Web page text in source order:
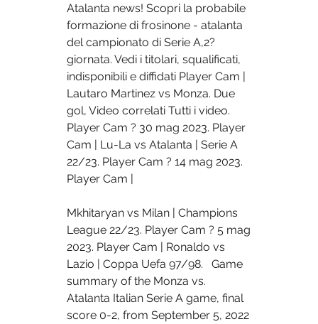
Atalanta news! Scopri la probabile
formazione di frosinone - atalanta
del campionato di Serie A,2?
giornata. Vedi i titolari, squalificati,
indisponibili e diffidati Player Cam |
Lautaro Martinez vs Monza. Due
gol, Video correlati Tutti i video.
Player Cam ? 30 mag 2023. Player
Cam | Lu-La vs Atalanta | Serie A
22/23. Player Cam ? 14 mag 2023.
Player Cam |
Mkhitaryan vs Milan | Champions
League 22/23. Player Cam ? 5 mag
2023. Player Cam | Ronaldo vs
Lazio | Coppa Uefa 97/98.   Game
summary of the Monza vs.
Atalanta Italian Serie A game, final
score 0-2, from September 5, 2022